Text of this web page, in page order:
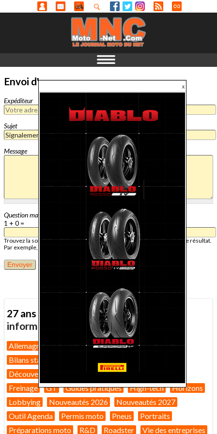
Envoi d'un message
Expéditeur
Sujet
Message
Question mathématique
1 + 0 =
Trouvez la solution de ce problème mathématique simple et saisissez le résultat.
Par exemple, pour 1 + 3, saisissez 4.
27 ans d'actualité moto : toutes nos
informations depuis 1999 !
Allemagne Assurance moto
Bilans marché 2026
Bilans statistiques
Casques
Dans Le Rétro
Découverte
Equipement pilote
Fiches techniques
Freinage
GT Guides pratiques High-tech
Horizons
Lobbying
Nouveautés 2026
Nouveautés 2027
Outil Agenda
Permis moto Pneus
Portraits
Préparations moto
R&D Roadster Vie des entreprises